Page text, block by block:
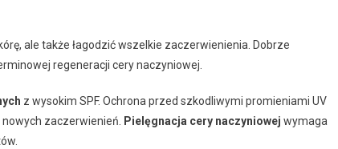
ale także łagodzić wszelkie zaczerwienienia. Dobrze
regeneracji cery naczyniowej.
z wysokim SPF. Ochrona przed szkodliwymi promieniami UV
zaczerwienień.
Pielęgnacja cery naczyniowej wymaga